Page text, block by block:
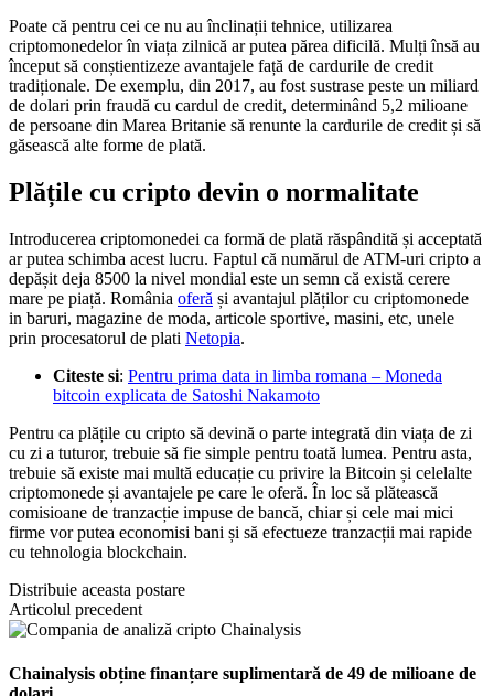
Poate că pentru cei ce nu au înclinații tehnice, utilizarea
criptomonedelor în viața zilnică ar putea părea dificilă. Mulți însă au
început să conștientizeze avantajele față de cardurile de credit
tradiționale. De exemplu, din 2017, au fost sustrase peste un miliard
de dolari prin fraudă cu cardul de credit, determinând 5,2 milioane
de persoane din Marea Britanie să renunte la cardurile de credit și să
găsească alte forme de plată.
Plățile cu cripto devin o normalitate
Introducerea criptomonedei ca formă de plată răspândită și acceptată
ar putea schimba acest lucru. Faptul că numărul de ATM-uri cripto a
depășit deja 8500 la nivel mondial este un semn că există cerere
mare pe piață. România oferă și avantajul plăților cu criptomonede
in baruri, magazine de moda, articole sportive, masini, etc, unele
prin procesatorul de plati Netopia.
Citeste si: Pentru prima data in limba romana – Moneda
bitcoin explicata de Satoshi Nakamoto
Pentru ca plățile cu cripto să devină o parte integrată din viața de zi
cu zi a tuturor, trebuie să fie simple pentru toată lumea. Pentru asta,
trebuie să existe mai multă educație cu privire la Bitcoin și celelalte
criptomonede și avantajele pe care le oferă. În loc să plătească
comisioane de tranzacție impuse de bancă, chiar și cele mai mici
firme vor putea economisi bani și să efectueze tranzacții mai rapide
cu tehnologia blockchain.
Distribuie aceasta postare
Articolul precedent
Chainalysis obține finanțare suplimentară de 49 de milioane de